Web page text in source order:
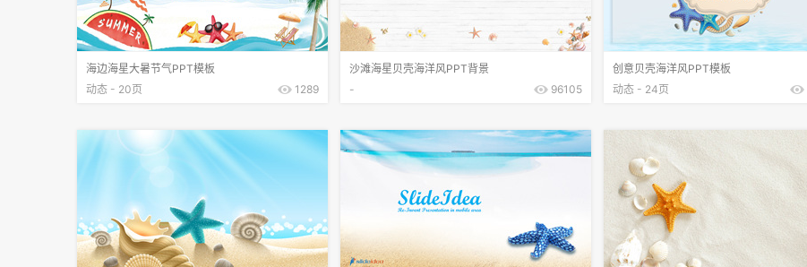
海边海星大暑节气PPT模板
动态 - 20页
1289
沙滩海星贝壳海洋风PPT背景
-
96105
创意贝壳海洋风PPT模板
动态 - 24页